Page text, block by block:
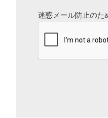
迷惑メール防止のた